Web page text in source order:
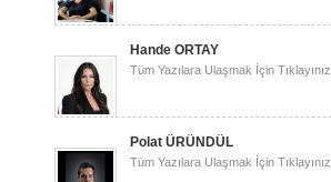
Hande ORTAY
Tüm Yazılara Ulaşmak İçin Tıklayınız.
Polat ÜRÜNDÜL
Tüm Yazılara Ulaşmak İçin Tıklayınız.